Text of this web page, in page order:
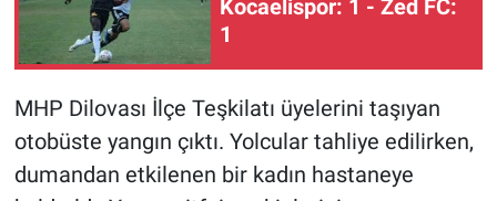
Kocaelispor: 1 - Zed FC:
1
MHP Dilovası İlçe Teşkilatı üyelerini taşıyan
otobüste yangın çıktı. Yolcular tahliye edilirken,
dumandan etkilenen bir kadın hastaneye